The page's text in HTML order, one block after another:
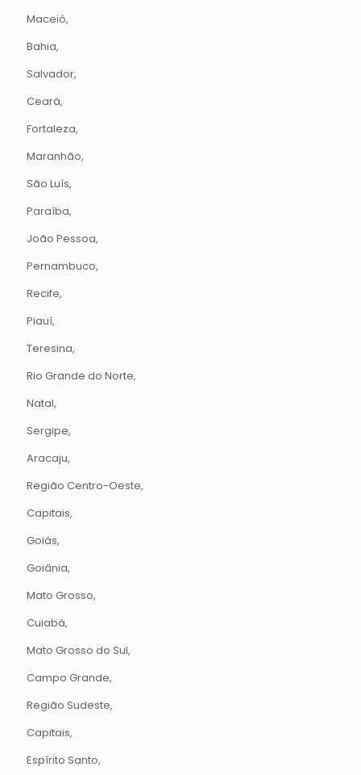
Maceió,
Bahia,
Salvador,
Ceará,
Fortaleza,
Maranhão,
São Luís,
Paraíba,
João Pessoa,
Pernambuco,
Recife,
Piauí,
Teresina,
Rio Grande do Norte,
Natal,
Sergipe,
Aracaju,
Região Centro-Oeste,
Capitais,
Goiás,
Goiânia,
Mato Grosso,
Cuiabá,
Mato Grosso do Sul,
Campo Grande,
Região Sudeste,
Capitais,
Espírito Santo,